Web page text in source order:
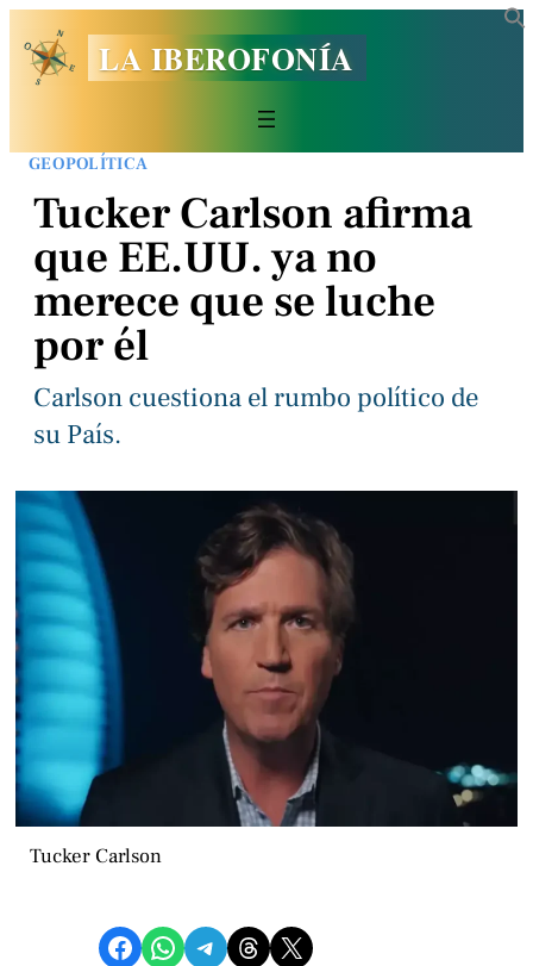
LA IBEROFONÍA
GEOPOLÍTICA
Tucker Carlson afirma
que EE.UU. ya no
merece que se luche
por él
Carlson cuestiona el rumbo político de
su País.
Tucker Carlson
Compartir en Facebook Compartir en WhatsApp Compartir en Telegram Share on Threads Compartir en X